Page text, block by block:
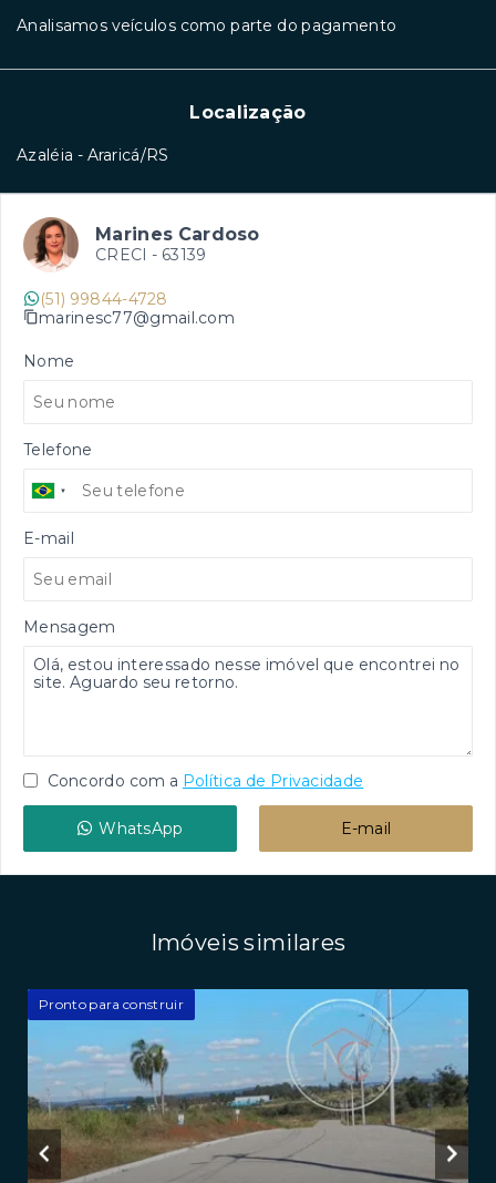
Analisamos veículos como parte do pagamento
Localização
Azaléia - Araricá/RS
Marines Cardoso
CRECI - 63139
(51) 99844-4728
marinesc77@gmail.com
Nome
Telefone
E-mail
Mensagem
Concordo com a Política de Privacidade
WhatsApp E-mail
Imóveis similares
Pronto para construir